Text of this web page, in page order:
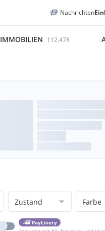
Nachrichten
IMMOBILIEN 112.478
Zustand Farbe
PayLivery